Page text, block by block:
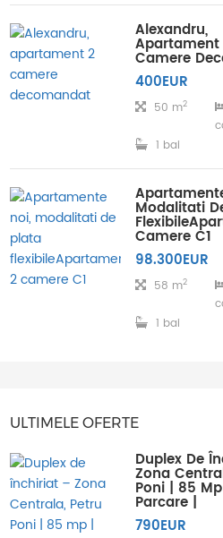
Alexandru,
Apartament
Camere
400EUR
50 m2
1 bai
Modalitati
Camere C1
98.300EUR
58 m2
1 bai
ULTIMELE OFERTE
Duplex De
Zona
Poni | 85
Parcare |
790EUR